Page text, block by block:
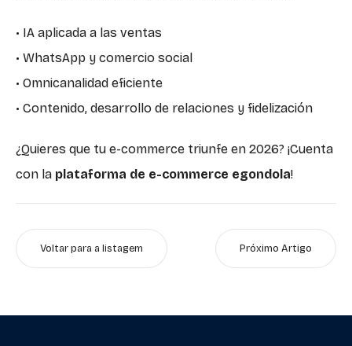
• IA aplicada a las ventas
• WhatsApp y comercio social
• Omnicanalidad eficiente
• Contenido, desarrollo de relaciones y fidelización
¿Quieres que tu e-commerce triunfe en 2026? ¡Cuenta
con la plataforma de e-commerce egondola!
Voltar para a listagem Próximo Artigo